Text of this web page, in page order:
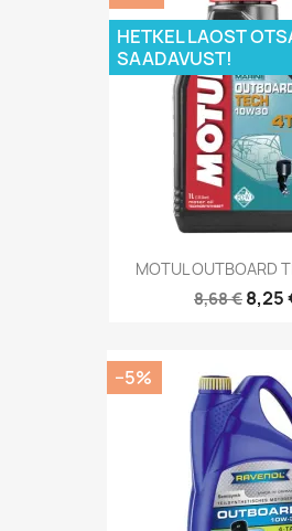
MOTUL OUTBOARD
8,68 € 8,25
HETKEL LAOST
SAADAVUST!
−5%